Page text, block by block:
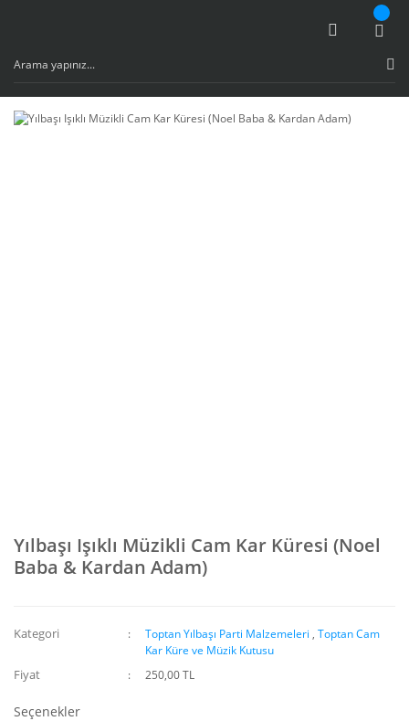
Yılbaşı Işıklı Müzikli Cam Kar Küresi (Noel
Baba & Kardan Adam)
Kategori Toptan Yılbaşı Parti Malzemeleri ,Toptan Cam
Kar Küre ve Müzik Kutusu
Fiyat 250,00 TL
Seçenekler